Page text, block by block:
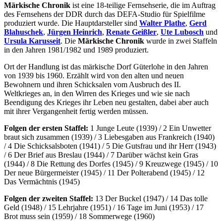
Märkische Chronik ist eine 18-teilige Fernsehserie, die im Auftrag
des Fernsehens der DDR durch das DEFA-Studio für Spielfilme
produziert wurde. Die Hauptdarsteller sind Walter Plathe, Gerd
Blahuschek, Jürgen Heinrich, Renate Geißler, Ute Lubosch und
Ursula Karusseit. Die Märkische Chronik wurde in zwei Staffeln
in den Jahren 1981/1982 und 1989 produziert.
Ort der Handlung ist das märkische Dorf Güterlohe in den Jahren
von 1939 bis 1960. Erzählt wird von den alten und neuen
Bewohnern und ihren Schicksalen vom Ausbruch des II.
Weltkrieges an, in den Wirren des Krieges und wie sie nach
Beendigung des Krieges ihr Leben neu gestalten, dabei aber auch
mit ihrer Vergangenheit fertig werden müssen.
Folgen der ersten Staffel: 1 Junge Leute (1939) / 2 Ein Unwetter
braut sich zusammen (1939) / 3 Liebesgaben aus Frankreich (1940)
/ 4 Die Schicksalsboten (1941) / 5 Die Gutsfrau und ihr Herr (1943)
/ 6 Der Brief aus Breslau (1944) / 7 Darüber wächst kein Gras
(1944) / 8 Die Rettung des Dorfes (1945) / 9 Kreuzwege (1945) / 10
Der neue Bürgermeister (1945) / 11 Der Polterabend (1945) / 12
Das Vermächtnis (1945)
Folgen der zweiten Staffel: 13 Der Buckel (1947) / 14 Das tolle
Geld (1948) / 15 Lehrjahre (1951) / 16 Tage im Juni (1953) / 17
Brot muss sein (1959) / 18 Sommerwege (1960)